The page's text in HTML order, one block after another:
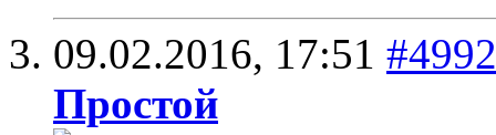
09.02.2016, 17:51 #4992
Простой